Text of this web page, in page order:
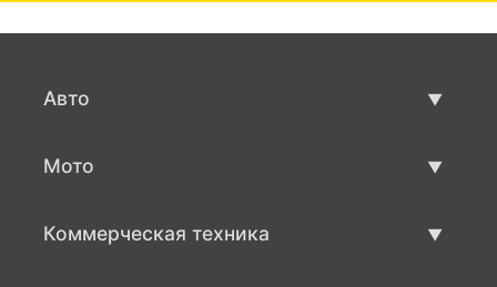
Авто
Мото
Коммерческая техника